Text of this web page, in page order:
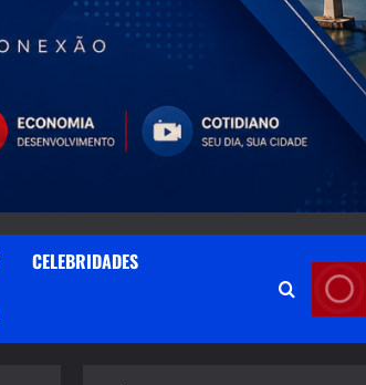
CELEBRIDADES